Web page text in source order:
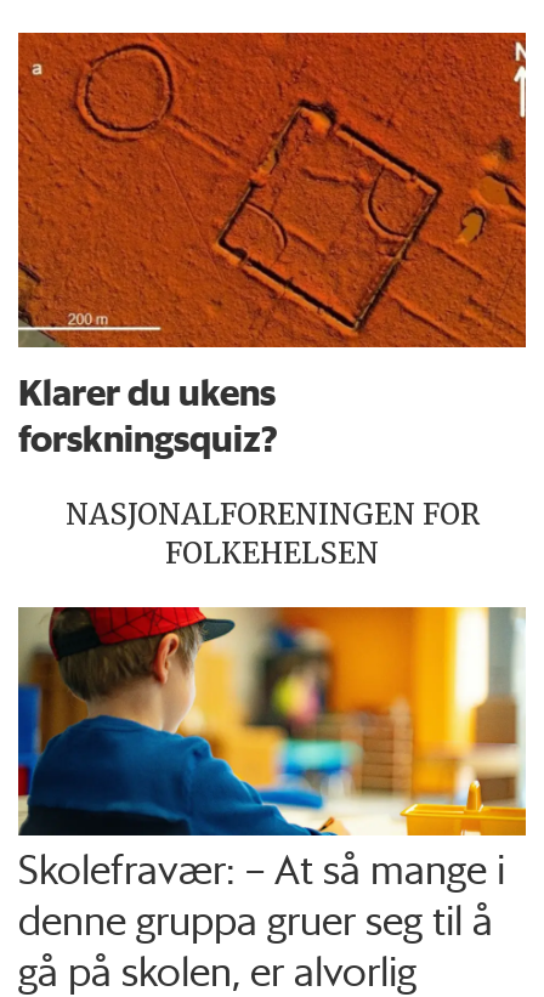
Klarer du ukens
forskningsquiz?
NASJONALFORENINGEN FOR
FOLKEHELSEN
Skolefravær: – At så mange i
denne gruppa gruer seg til å
gå på skolen, er alvorlig